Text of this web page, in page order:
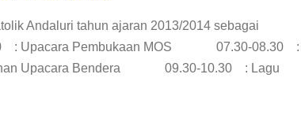
Andaluri tahun ajaran 2013/2014 sebagai
: Upacara Pembukaan MOS 07.30-08.30 :
Upacara Bendera 09.30-10.30 : Lagu